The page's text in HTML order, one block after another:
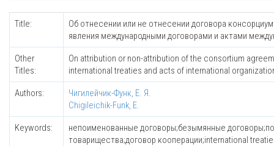
Title:
Об отнесении или не отнесении договора
явления международными договорами и актами
Other
Titles:
On attribution or non-attribution of the consortium
international treaties and acts of international
Authors:
Чигилейчик-Функ, Е. Я.
Chigileichik-Funk, E.
Keywords:
непоименованные договоры;безымянные
товарищества;договор кооперации;international